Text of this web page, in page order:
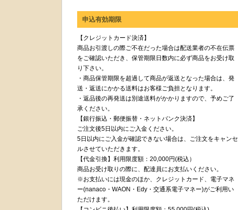
申込有効期限
【クレジットカード決済】
商品お引渡しの際ご不在だった場合は配送業者の不在伝票
をご確認いただき、保管期限日数内に必ず商品をお受け取
り下さい。
・商品保管期限を超過して商品が返送となった場合は、発
送・返送にかかる送料はお客様ご負担となります。
・返品後の再発送は別途送料がかかりますので、予めご了
承ください。
【銀行振込・郵便振替・ネットバンク決済】
ご注文後5日以内にご入金ください。
5日以内にご入金が確認できない場合は、ご注文をキャンセ
ルさせていただきます。
【代金引換】利用限度額：20,000円(税込）
商品お受け取りの際に、配達員にお支払いください。
※お支払いには現金のほか、クレジットカード、電子マネ
ー(nanaco・WAON・Edy・交通系電子マネー)がご利用い
ただけます。